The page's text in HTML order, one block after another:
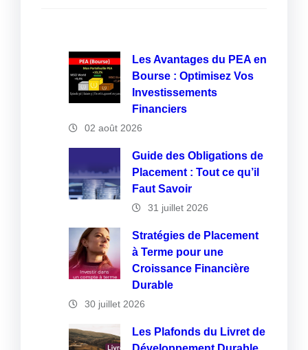
Les Avantages du PEA en
Bourse : Optimisez Vos
Investissements
Financiers
02 août 2026
Guide des Obligations de
Placement : Tout ce qu’il
Faut Savoir
31 juillet 2026
Stratégies de Placement
à Terme pour une
Croissance Financière
Durable
30 juillet 2026
Les Plafonds du Livret de